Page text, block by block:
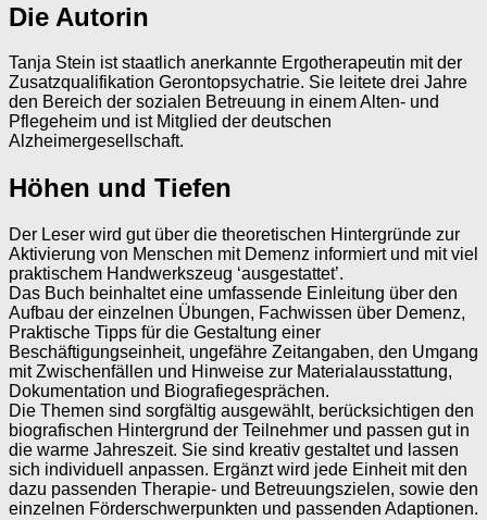
Die Autorin
Tanja Stein ist staatlich anerkannte Ergotherapeutin mit der
Zusatzqualifikation Gerontopsychatrie. Sie leitete drei Jahre
den Bereich der sozialen Betreuung in einem Alten- und
Pflegeheim und ist Mitglied der deutschen
Alzheimergesellschaft.
Höhen und Tiefen
Der Leser wird gut über die theoretischen Hintergründe zur
Aktivierung von Menschen mit Demenz informiert und mit viel
praktischem Handwerkszeug ‘ausgestattet’.
Das Buch beinhaltet eine umfassende Einleitung über den
Aufbau der einzelnen Übungen, Fachwissen über Demenz,
Praktische Tipps für die Gestaltung einer
Beschäftigungseinheit, ungefähre Zeitangaben, den Umgang
mit Zwischenfällen und Hinweise zur Materialausstattung,
Dokumentation und Biografiegesprächen.
Die Themen sind sorgfältig ausgewählt, berücksichtigen den
biografischen Hintergrund der Teilnehmer und passen gut in
die warme Jahreszeit. Sie sind kreativ gestaltet und lassen
sich individuell anpassen. Ergänzt wird jede Einheit mit den
dazu passenden Therapie- und Betreuungszielen, sowie den
einzelnen Förderschwerpunkten und passenden Adaptionen.